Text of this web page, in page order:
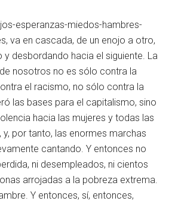
esperanzas-miedos-hambres-
va en cascada, de un enojo a otro,
desbordando hacia el siguiente. La
nosotros no es sólo contra la
el racismo, no sólo contra la
las bases para el capitalismo, sino
hacia las mujeres y todas las
por tanto, las enormes marchas
cantando. Y entonces no
ni desempleados, ni cientos
arrojadas a la pobreza extrema.
Y entonces, sí, entonces,